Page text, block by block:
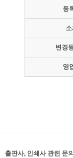
등
소
변경
영
출판사, 인쇄사 관련 문의